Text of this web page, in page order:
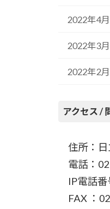
2022年4月
2022年3月
2022年2月
アクセス /
住所：日
電話：
IP電話番
FAX ：